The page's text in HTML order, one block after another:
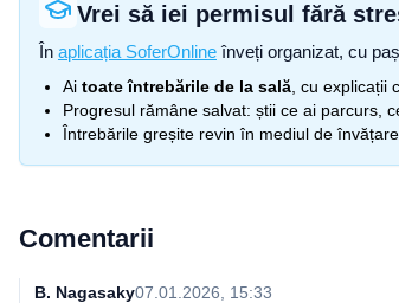
Vrei să iei permisul fără
În aplicația SoferOnline înveți organizat, cu
Ai toate întrebările de la sală , cu explicații
Progresul rămâne salvat: știi ce ai parcurs,
Întrebările greșite revin în mediul de
Comentarii
B. Nagasaky07.01.2026, 15:33